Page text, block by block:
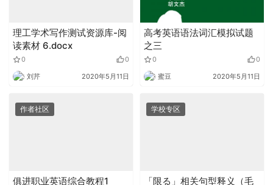
理工学术写作测试资源库-阅
读素材 6.docx
0 0
刘芹 2020年5月11日
高考英语语法词汇模拟试题
之三
0 0
蜜豆 2020年5月11日
作者社区
俱进职业英语综合教程1
学校专区
「限る」相关句型释义（毛